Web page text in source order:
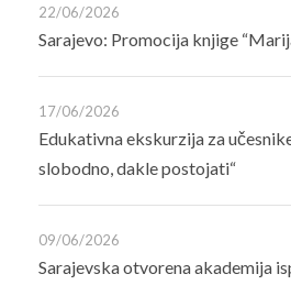
22/06/2026
Sarajevo: Promocija knjige
17/06/2026
Edukativna ekskurzija za
slobodno, dakle postojati“
09/06/2026
Sarajevska otvorena akademija